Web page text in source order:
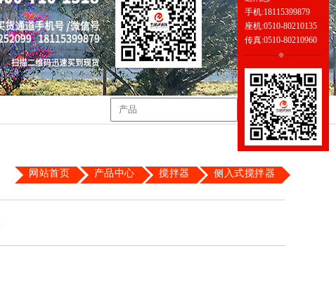
检索信息
网站首页 产品中心 搅拌器 侧入式搅拌器
手机:18115399879
座机:0510-80210135
传真:0510-80210960